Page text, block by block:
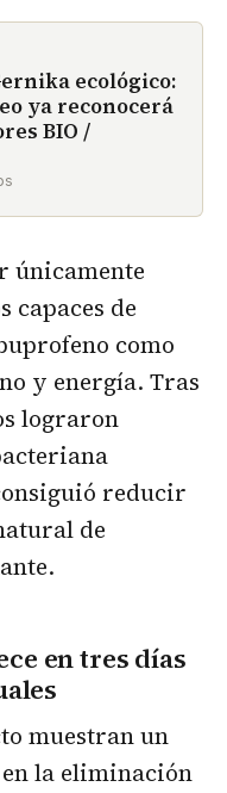
ecológico:
ya reconocerá
BIO /
únicamente
capaces de
como
y energía. Tras
lograron
reducir
de
en tres días
muestran un
la eliminación